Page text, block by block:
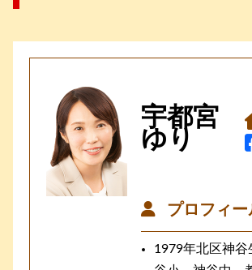
宇都宮
ゆり
プロフィー
1979年北区神谷